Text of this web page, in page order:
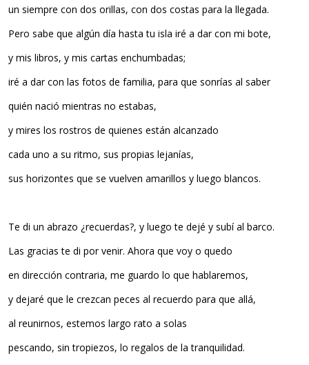
un siempre con dos orillas, con dos costas para la llegada.
Pero sabe que algún día hasta tu isla iré a dar con mi bote,
y mis libros, y mis cartas enchumbadas;
iré a dar con las fotos de familia, para que sonrías al saber
quién nació mientras no estabas,
y mires los rostros de quienes están alcanzado
cada uno a su ritmo, sus propias lejanías,
sus horizontes que se vuelven amarillos y luego blancos.
Te di un abrazo ¿recuerdas?, y luego te dejé y subí al barco.
Las gracias te di por venir. Ahora que voy o quedo
en dirección contraria, me guardo lo que hablaremos,
y dejaré que le crezcan peces al recuerdo para que allá,
al reunirnos, estemos largo rato a solas
pescando, sin tropiezos, lo regalos de la tranquilidad.